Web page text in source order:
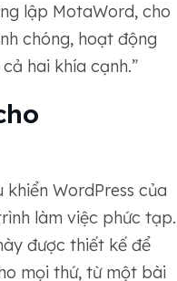
lập MotaWord, cho
chóng, hoạt động
hai khía cạnh.”
WordPress của
làm việc phức tạp.
được thiết kế để
mọi thứ, từ một bài